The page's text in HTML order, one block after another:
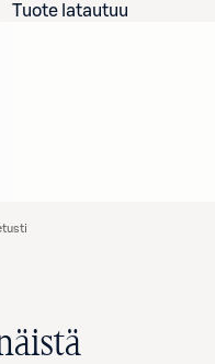
Tuote latautuu